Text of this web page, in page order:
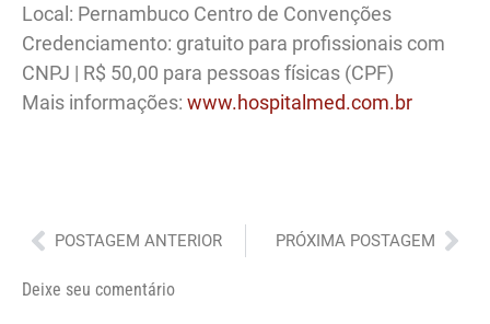
Local: Pernambuco Centro de Convenções
Credenciamento: gratuito para profissionais com
CNPJ | R$ 50,00 para pessoas físicas (CPF)
Mais informações: www.hospitalmed.com.br
Anterior
POSTAGEM ANTERIOR PRÓXIMA POSTAGEM
Deixe seu comentário